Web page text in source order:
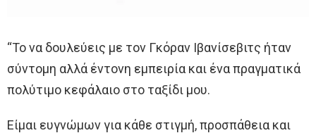
“Το να δουλεύεις με τον Γκόραν Ιβανίσεβιτς ήταν
σύντομη αλλά έντονη εμπειρία και ένα πραγματικά
πολύτιμο κεφάλαιο στο ταξίδι μου.
Είμαι ευγνώμων για κάθε στιγμή, προσπάθεια και